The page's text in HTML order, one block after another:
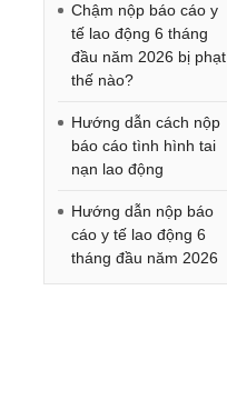
Chậm nộp báo cáo y
tế lao động 6 tháng
đầu năm 2026 bị phạt
thế nào?
Hướng dẫn cách nộp
báo cáo tình hình tai
nạn lao động
Hướng dẫn nộp báo
cáo y tế lao động 6
tháng đầu năm 2026